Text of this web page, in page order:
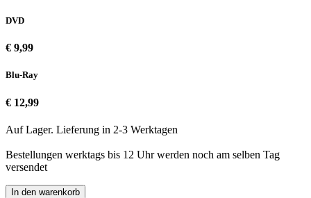
DVD
€ 9,99
Blu-Ray
€ 12,99
Auf Lager. Lieferung in 2-3 Werktagen
Bestellungen werktags bis 12 Uhr werden noch am selben Tag
versendet
In den warenkorb